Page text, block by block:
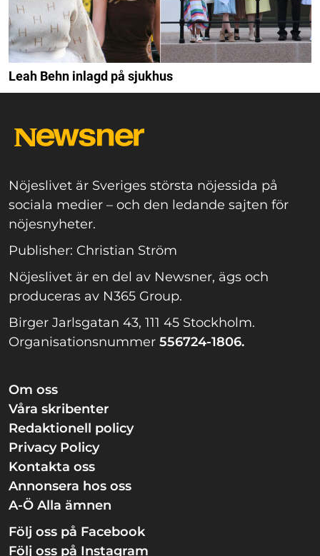
Leah Behn inlagd på sjukhus
Nöjeslivet är Sveriges största nöjessida på
sociala medier – och den ledande sajten för
nöjesnyheter.
Publisher: Christian Ström
Nöjeslivet är en del av Newsner, ägs och
produceras av N365 Group.
Birger Jarlsgatan 43, 111 45 Stockholm.
Organisationsnummer 556724-1806.
Om oss
Våra skribenter
Redaktionell policy
Privacy Policy
Kontakta oss
Annonsera hos oss
A-Ö Alla ämnen
Följ oss på Facebook
Följ oss på Instagram